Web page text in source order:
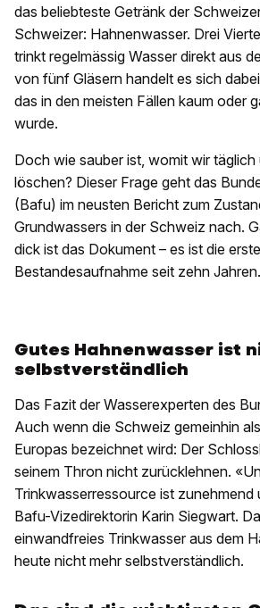
das beliebteste Getränk der
Schweizer: Hahnenwasser. Drei
trinkt regelmässig Wasser direkt aus
von fünf Gläsern handelt es sich
das in den meisten Fällen kaum oder
wurde.
Doch wie sauber ist, womit wir täglich
löschen? Dieser Frage geht das
(Bafu) im neusten Bericht zum
Grundwassers in der Schweiz nach.
dick ist das Dokument – es ist die
Bestandesaufnahme seit zehn Jahren.
Gutes Hahnenwasser ist
selbstverständlich
Das Fazit der Wasserexperten des
Auch wenn die Schweiz gemeinhin
Europas bezeichnet wird: Der
seinem Thron nicht zurücklehnen.
Trinkwasserressource ist zunehmend
Bafu-Vizedirektorin Karin Siegwart.
einwandfreies Trinkwasser aus dem
heute nicht mehr selbstverständlich.